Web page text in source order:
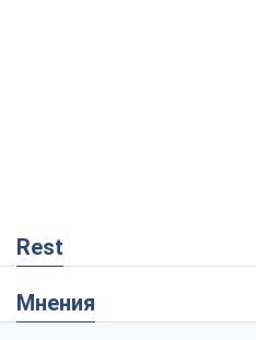
Rest
Мнения